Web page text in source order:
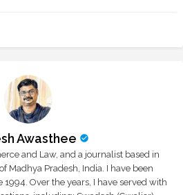
Awasthee
and Law, and a journalist based in
Madhya Pradesh, India. I have been
Over the years, I have served with